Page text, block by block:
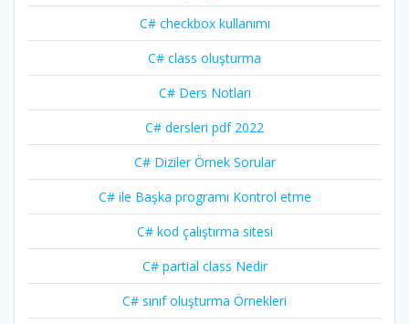
C# checkbox kullanımı
C# class oluşturma
C# Ders Notları
C# dersleri pdf 2022
C# Diziler Örnek Sorular
C# ile Başka programı Kontrol etme
C# kod çalıştırma sitesi
C# partial class Nedir
C# sınıf oluşturma Örnekleri